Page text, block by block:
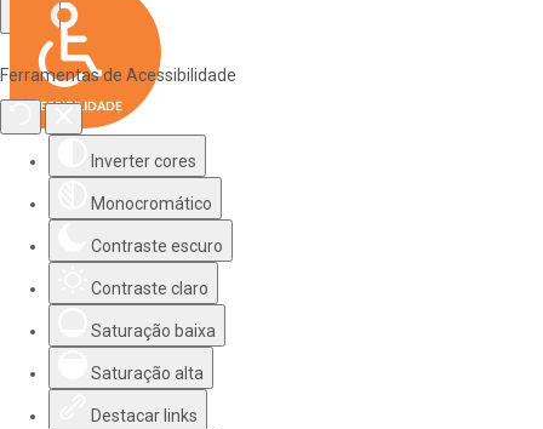
Ferramentas de Acessibilidade
Inverter cores
Monocromático
Contraste escuro
Contraste claro
Saturação baixa
Saturação alta
Destacar links